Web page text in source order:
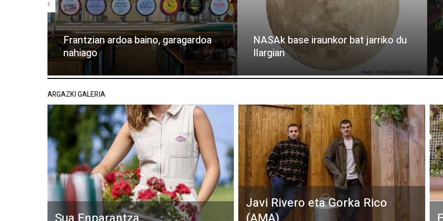
Frantzian ardoa baino, garagardoa
nahiago
NASAk base iraunkor bat jarriko du
Ilargian
ARGAZKI GALERIA
Javi Rivero eta Gorka Rico